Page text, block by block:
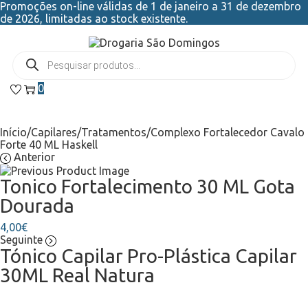
Promoções on-line válidas de 1 de janeiro a 31 de dezembro
de 2026, limitadas ao stock existente.
0
Início/Capilares/Tratamentos/Complexo Fortalecedor Cavalo
Forte 40 ML Haskell
Anterior
Tonico Fortalecimento 30 ML Gota
Dourada
4,00€
Seguinte
Tónico Capilar Pro-Plástica Capilar
30ML Real Natura